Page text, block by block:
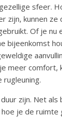
sfeer.
zijn, kunnen ze
Of je nu
bijeenkomst
meer comfort,
zijn. Net
je de ruimte